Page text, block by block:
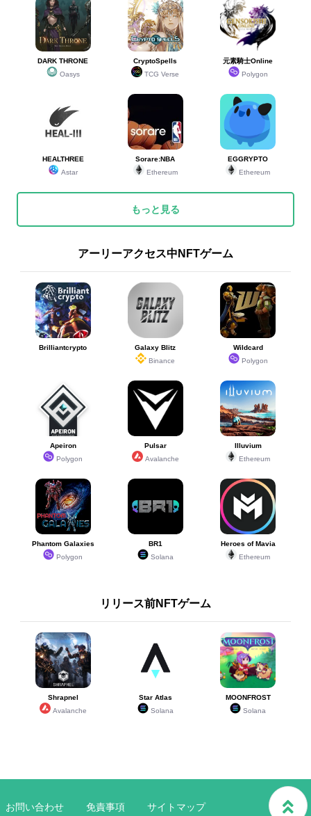
DARK THRONE
Oasys
CryptoSpells
TCG Verse
元素騎士Online
Polygon
HEALTHREE
Astar
Sorare:NBA
Ethereum
EGGRYPTO
Ethereum
もっと見る
アーリーアクセス中NFTゲーム
Brilliantcrypto
Galaxy Blitz
Binance
Wildcard
Polygon
Apeiron
Polygon
Pulsar
Avalanche
Illuvium
Ethereum
Phantom Galaxies
Polygon
BR1
Solana
Heroes of Mavia
Ethereum
リリース前NFTゲーム
Shrapnel
Avalanche
Star Atlas
Solana
MOONFROST
Solana
お問い合わせ 免責事項 サイトマップ